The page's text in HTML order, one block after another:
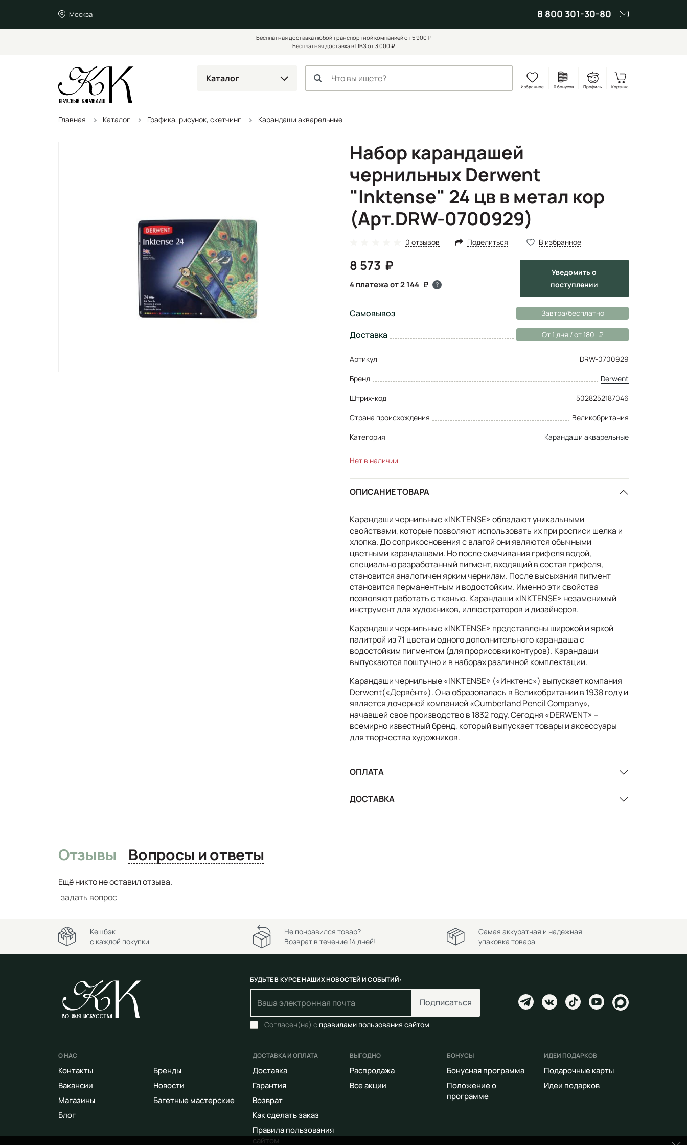
Москва 8 800 301-30-80
Бесплатная доставка любой транспортной компанией от 5 900 ₽
Бесплатная доставка в ПВЗ от 3 000 ₽
Каталог
Избранное 0 бонусов Профиль Корзина
Главная Каталог Графика, рисунок, скетчинг Карандаши акварельные
Набор карандашей
чернильных Derwent
"Inktense" 24 цв в метал кор
(Арт.DRW-0700929)
0 отзывов Поделиться В избранное
8 573
4 платежа от 2 144 ?
Уведомитьо
поступлении
Самовывоз Завтра/бесплатно
Доставка От 1 дня / от 180
Артикул
DRW-0700929
Бренд
Derwent
Штрих-код
5028252187046
Страна происхождения
Великобритания
Категория
Карандаши акварельные
Нет в наличии
ОПИСАНИЕ ТОВАРА
Карандаши чернильные «INKTENSE» обладают уникальными
свойствами, которые позволяют использовать их при росписи шелка и
хлопка. До соприкосновения с влагой они являются обычными
цветными карандашами. Но после смачивания грифеля водой,
специально разработанный пигмент, входящий в состав грифеля,
становится аналогичен ярким чернилам. После высыхания пигмент
становится перманентным и водостойким. Именно эти свойства
позволяют работать с тканью. Карандаши «INKTENSE» незаменимый
инструмент для художников, иллюстраторов и дизайнеров.
Карандаши чернильные «INKTENSE» представлены широкой и яркой
палитрой из 71 цвета и одного дополнительного карандаша с
водостойким пигментом (для прорисовки контуров). Карандаши
выпускаются поштучно и в наборах различной комплектации.
Карандаши чернильные «INKTENSE» («Инктенс») выпускает компания
Derwent(«Дервѐнт»). Она образовалась в Великобритании в 1938 году и
является дочерней компанией «Cumberland Pencil Company»,
начавшей свое производство в 1832 году. Сегодня «DERWENT» –
всемирно известный бренд, который выпускает товары и аксессуары
для творчества художников.
ОПЛАТА
ДОСТАВКА
Отзывы Вопросы и ответы
Ещё никто не оставил отзыва.
задать вопрос
Кешбэк
с каждой покупки
Не понравился товар?
Возврат в течение 14 дней!
Самая аккуратная и надежная
упаковка товара
БУДЬТЕ В КУРСЕ НАШИХ НОВОСТЕЙ И СОБЫТИЙ:
Подписаться
Согласен(на) с правилами пользования сайтом
О НАС
Контакты
Вакансии
Магазины
Блог
Бренды
Новости
Багетные мастерские
ДОСТАВКА И ОПЛАТА
Доставка
Гарантия
Возврат
Как сделать заказ
Правила пользования
сайтом
ВЫГОДНО
Распродажа
Все акции
БОНУСЫ
Бонусная программа
Положение о
программе
ИДЕИ ПОДАРКОВ
Подарочные карты
Идеи подарков